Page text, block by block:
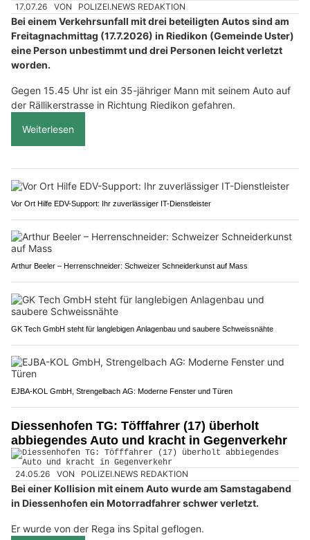
17.07.26 VON POLIZEI.NEWS REDAKTION
Bei einem Verkehrsunfall mit drei beteiligten Autos sind am
Freitagnachmittag (17.7.2026) in Riedikon (Gemeinde Uster)
eine Person unbestimmt und drei Personen leicht verletzt
worden.
Gegen 15.45 Uhr ist ein 35-jähriger Mann mit seinem Auto auf
der Rällikerstrasse in Richtung Riedikon gefahren.
Weiterlesen
Vor Ort Hilfe EDV-Support: Ihr zuverlässiger IT-Dienstleister
Arthur Beeler – Herrenschneider: Schweizer Schneiderkunst auf Mass
GK Tech GmbH steht für langlebigen Anlagenbau und saubere Schweissnähte
EJBA-KOL GmbH, Strengelbach AG: Moderne Fenster und Türen
Diessenhofen TG: Töfffahrer (17) überholt
abbiegendes Auto und kracht in Gegenverkehr
24.05.26 VON POLIZEI.NEWS REDAKTION
Bei einer Kollision mit einem Auto wurde am Samstagabend
in Diessenhofen ein Motorradfahrer schwer verletzt.
Er wurde von der Rega ins Spital geflogen.